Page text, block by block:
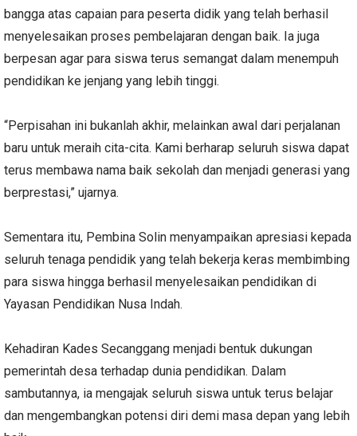
bangga atas capaian para peserta didik yang telah berhasil
menyelesaikan proses pembelajaran dengan baik. Ia juga
berpesan agar para siswa terus semangat dalam menempuh
pendidikan ke jenjang yang lebih tinggi.
“Perpisahan ini bukanlah akhir, melainkan awal dari perjalanan
baru untuk meraih cita-cita. Kami berharap seluruh siswa dapat
terus membawa nama baik sekolah dan menjadi generasi yang
berprestasi,” ujarnya.
Sementara itu, Pembina Solin menyampaikan apresiasi kepada
seluruh tenaga pendidik yang telah bekerja keras membimbing
para siswa hingga berhasil menyelesaikan pendidikan di
Yayasan Pendidikan Nusa Indah.
Kehadiran Kades Secanggang menjadi bentuk dukungan
pemerintah desa terhadap dunia pendidikan. Dalam
sambutannya, ia mengajak seluruh siswa untuk terus belajar
dan mengembangkan potensi diri demi masa depan yang lebih